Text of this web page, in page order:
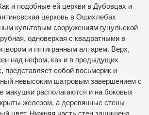
и подобные ей церкви в Дубовцах и
церковь в Ошихлебах
культовым сооружениям гуцульской
одноверхая с квадратными в
и пятигранным алтарем. Верх,
над нефом, как и в предыдущих
представляет собой восьмерик и
невысоким шатровым завершением с
макушки располагаются и на боковых
железом, а деревянные стены